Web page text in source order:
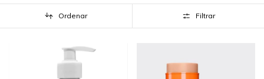
Ordenar Filtrar